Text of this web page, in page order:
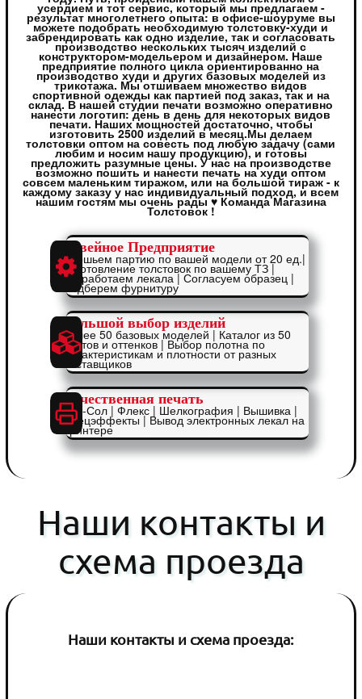
усердием и тот сервис, который мы предлагаем -
результат многолетнего опыта: в офисе-шоуруме вы
можете подобрать необходимую толстовку-худи и
забрендировать как одно изделие, так и согласовать
производство нескольких тысяч изделий с
конструктором-модельером и дизайнером. Наше
предприятие полного цикла ориентированно на
производство худи и других базовых моделей из
трикотажа. Мы отшиваем множество видов
спортивной одежды как партией под заказ, так и на
склад. В нашей студии печати возможно оперативно
нанести логотип: день в день для некоторых видов
печати. Наших мощностей достаточно, чтобы
изготовить 2500 изделий в месяц.Мы делаем
толстовки оптом на совесть под любую задачу (сами
любим и носим нашу продукцию), и готовы
предложить разумные цены. У нас на производстве
возможно пошить и нанести печать на худи оптом
совсем маленьким тиражом, или на большой тираж - к
каждому заказу у нас индивидуальный подход, и всем
нашим гостям мы очень рады ♥ Команда Магазина
Толстовок !
Швейное Предприятие
Отошьем партию по вашей модели от 20 ед.|
Изготовление толстовок по вашему ТЗ |
Разработаем лекала | Согласуем образец |
Подберем фурнитуру
Большой выбор изделий
Более 50 базовых моделей | Каталог из 50
цветов и оттенков | Выбор полотна по
характеристикам и плотности от разных
поставщиков
Качественная печать
Эко-Сол | Флекс | Шелкография | Вышивка |
Спецэффекты | Вывод электронных лекал на
принтере
Наши контакты и
схема проезда
Наши контакты и схема проезда: